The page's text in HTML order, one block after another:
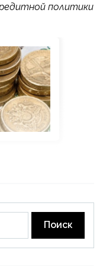
политики